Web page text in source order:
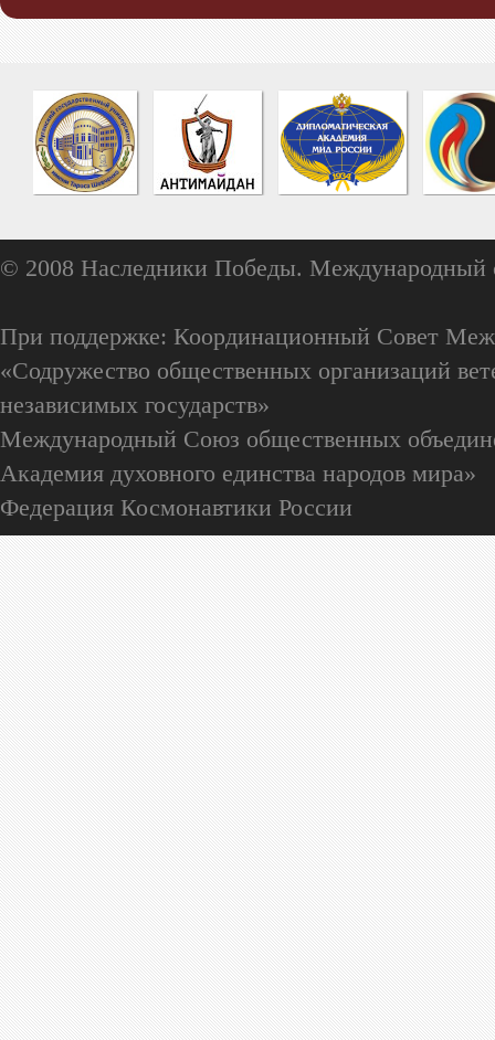
© 2008 Наследники Победы. Международный
При поддержке: Координационный Совет
«Содружество общественных организаций
независимых государств»
Международный Союз общественных
Академия духовного единства народов мира»
Федерация Космонавтики России